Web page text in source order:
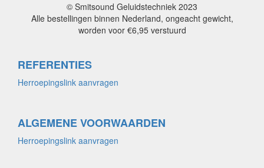
© Smitsound Geluidstechniek 2023
Alle bestellingen binnen Nederland, ongeacht gewicht,
worden voor €6,95 verstuurd
REFERENTIES
Herroepingslink aanvragen
ALGEMENE VOORWAARDEN
Herroepingslink aanvragen